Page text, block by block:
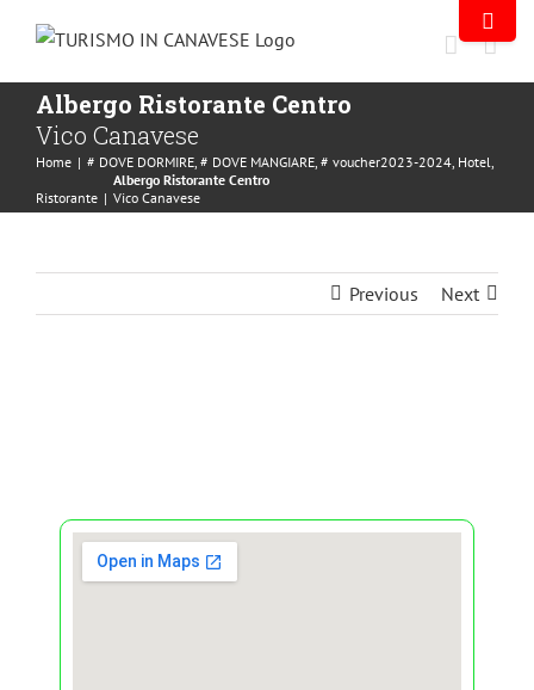
Albergo Ristorante Centro
Vico Canavese
Home | # DOVE DORMIRE, # DOVE MANGIARE, # voucher2023-2024, Hotel,
Ristorante |
Albergo Ristorante Centro
Vico Canavese
Previous Next